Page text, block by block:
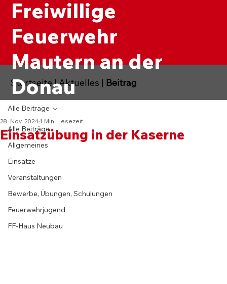
Freiwillige
Feuerwehr
Mautern an der
Donau
Alle Beiträge
Allgemeines
Einsätze
Veranstaltungen
Bewerbe, Übungen, Schulungen
Feuerwehrjugend
FF-Haus Neubau
Alle Beiträge
Einsatzübung in der Kaserne
28. Nov. 2024 1 Min. Lesezeit
Startseite|Aktuelles | Beitrag